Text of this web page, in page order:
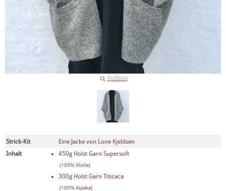
Vollbild
Strick-Kit Eine Jacke von Lone Kjeldsen
Inhalt
450g Holst Garn Supersoft
(100% Wolle)
300g Holst Garn Titicaca
(100% Alpaka)